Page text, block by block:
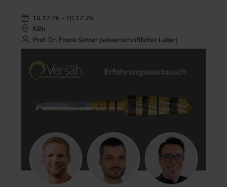
10.12.26 - 10.12.26
Köln
Prof. Dr. Frank Setzer (wissenschaftlicher Leiter)